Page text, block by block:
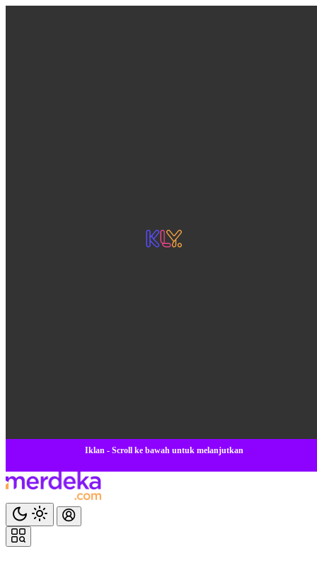
Iklan - Scroll ke bawah untuk melanjutkan